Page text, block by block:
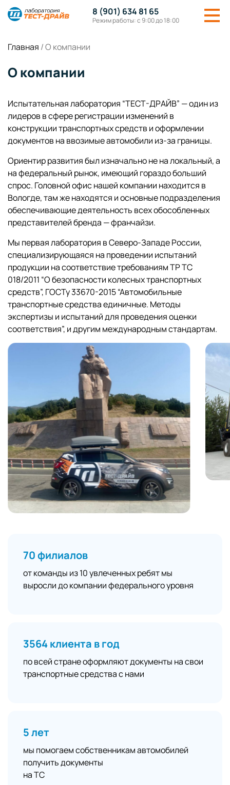
8 (901) 634 81 65
Режим работы: с 9:00 до 18:00
Главная /О компании
О компании
Испытательная лаборатория “ТЕСТ-ДРАЙВ” — один из
лидеров в сфере регистрации изменений в
конструкции транспортных средств и оформлении
документов на ввозимые автомобили из-за границы.
Ориентир развития был изначально не на локальный, а
на федеральный рынок, имеющий гораздо больший
спрос. Головной офис нашей компании находится в
Вологде, там же находятся и основные подразделения
обеспечивающие деятельность всех обособленных
представителей бренда — франчайзи.
Мы первая лаборатория в Северо-Западе России,
специализирующаяся на проведении испытаний
продукции на соответствие требованиям ТР ТС
018/2011 “О безопасности колесных транспортных
средств”, ГОСТу 33670-2015 “Автомобильные
транспортные средства единичные. Методы
экспертизы и испытаний для проведения оценки
соответствия”, и другим международным стандартам.
70 филиалов
от команды из 10 увлеченных ребят мы
выросли до компании федерального уровня
3564 клиента в год
по всей стране оформляют документы на свои
транспортные средства с нами
5 лет
мы помогаем собственникам автомобилей
получить документы
на ТС